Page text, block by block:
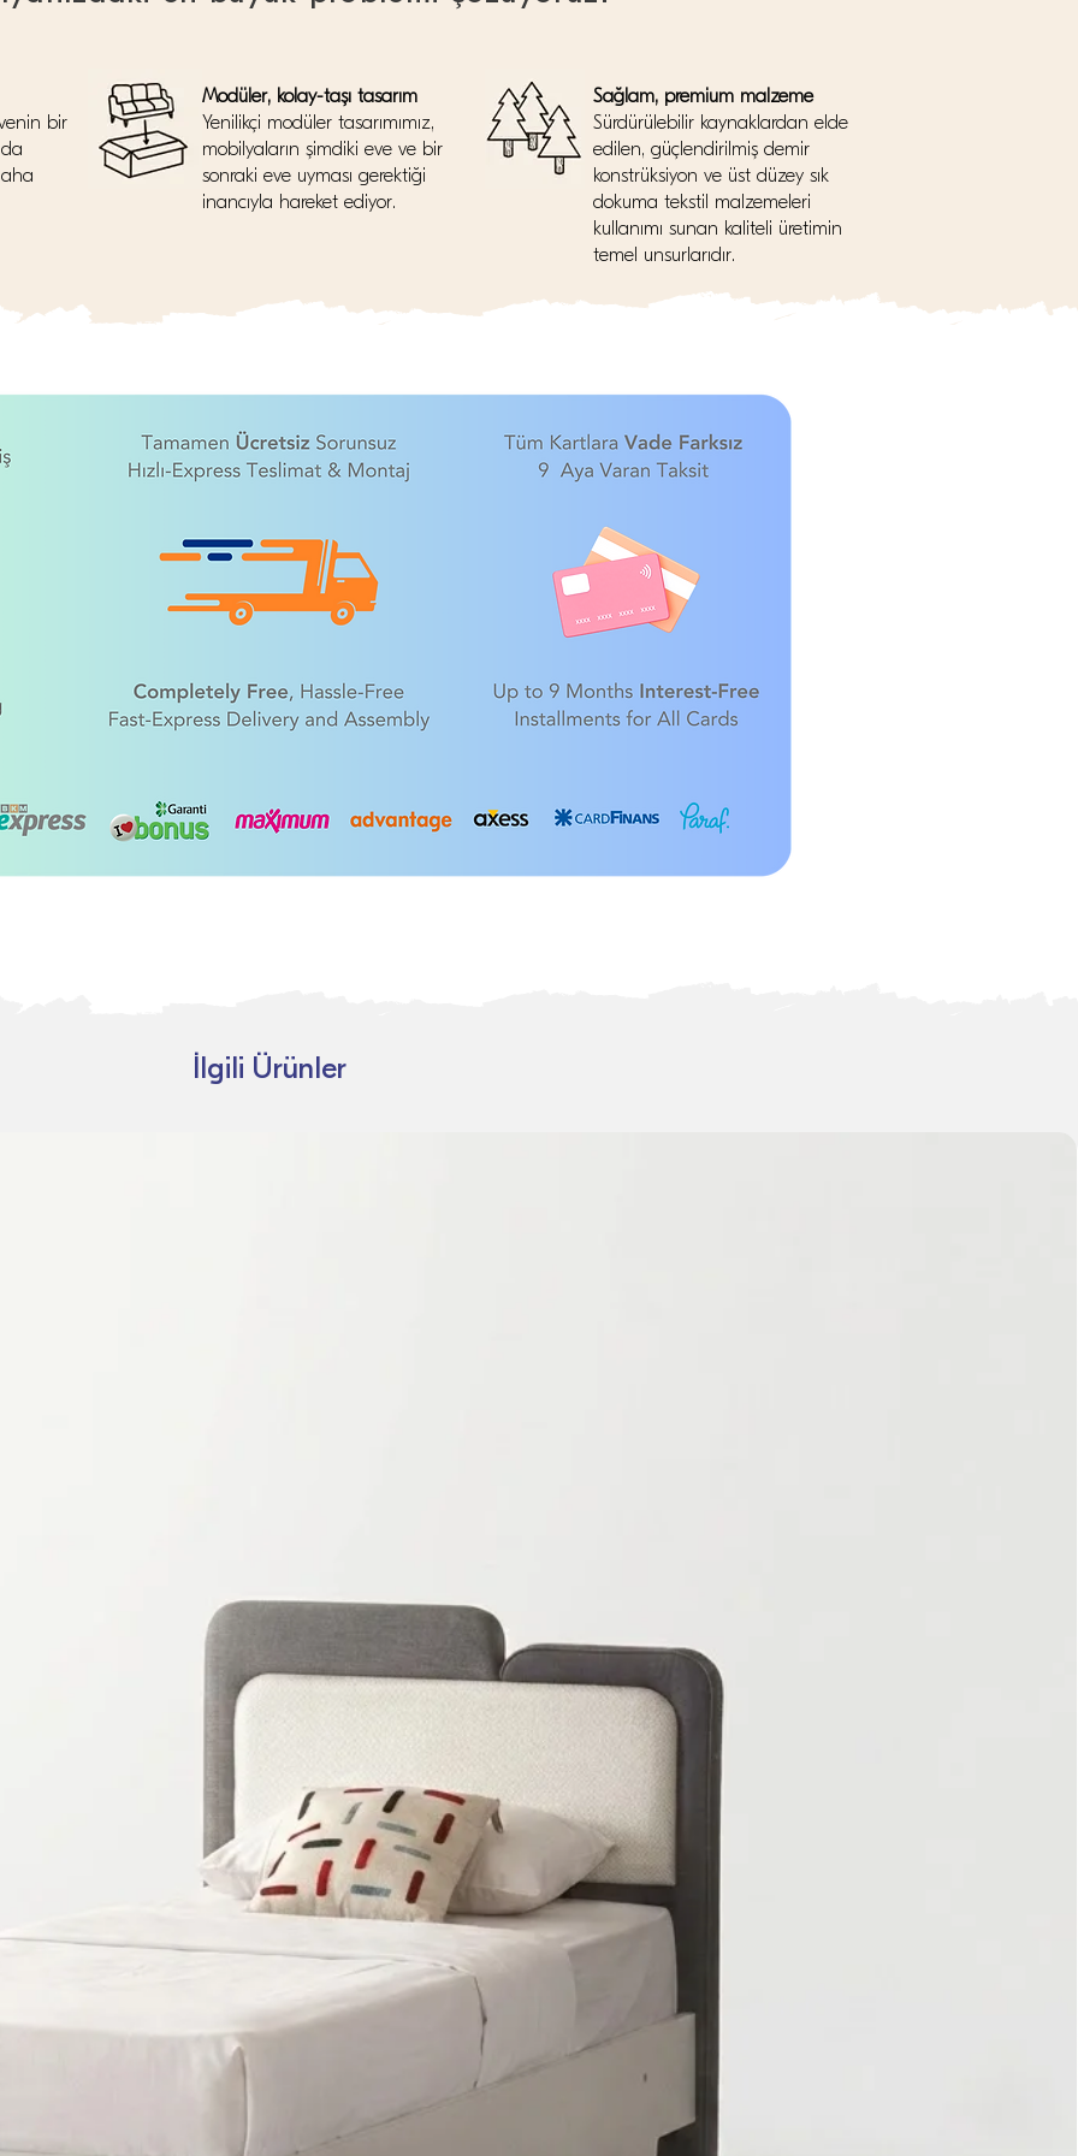
bir
Modüler, kolay-taşı tasarım
Yenilikçi modüler tasarımımız,
mobilyaların şimdiki eve ve bir
sonraki eve uyması gerektiği
inancıyla hareket ediyor.
Sağlam, premium malzeme
Sürdürülebilir kaynaklardan elde
edilen, güçlendirilmiş demir
konstrüksiyon ve üst düzey sık
dokuma tekstil malzemeleri
kullanımı sunan kaliteli üretimin
temel unsurlarıdır.
İlgili Ürünler